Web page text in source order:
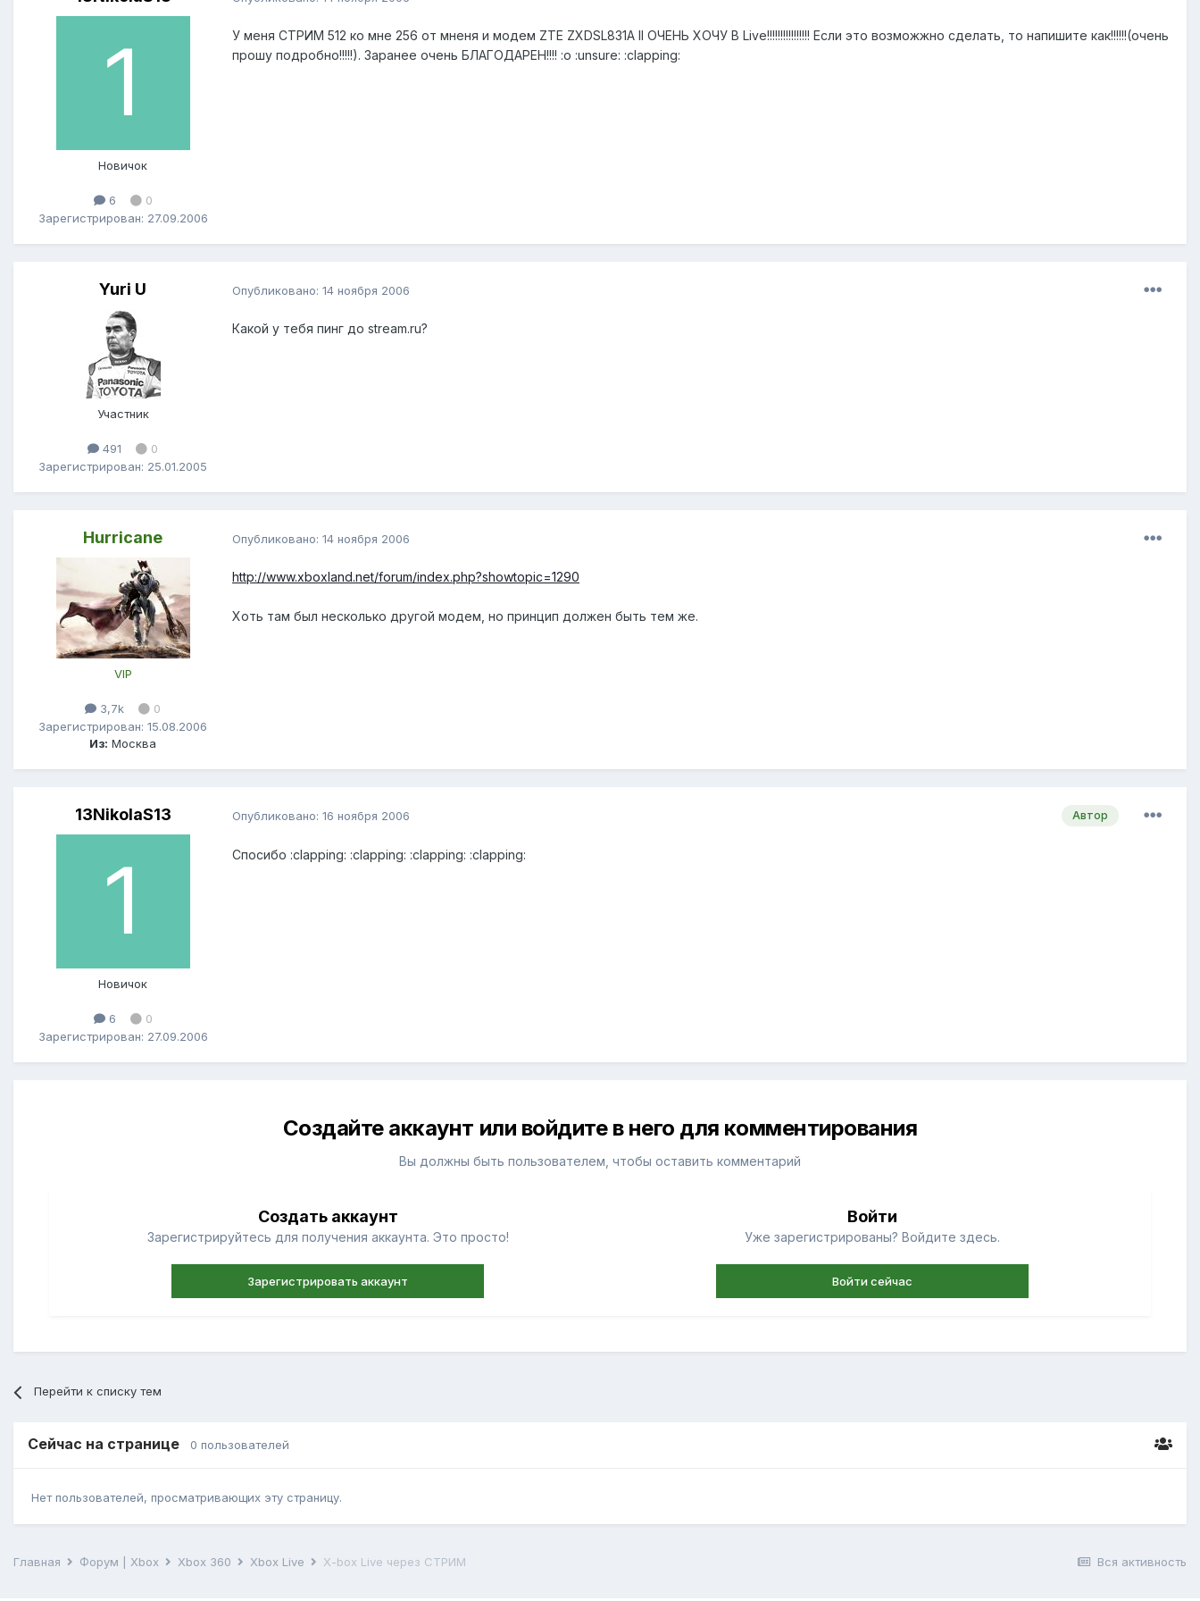
Новичок
6
0
Зарегистрирован: 27.09.2006
У меня СТРИМ 512 ко мне 256 от мненя и модем ZTE ZXDSL831A II ОЧЕНЬ ХОЧУ В Live!!!!!!!!!!!!!!!! Если это возможжно сделать, то напишите как!!!!!!(очень
прошу подробно!!!!!). Заранее очень БЛАГОДАРЕН!!!! :o :unsure: :clapping:
Yuri U
Участник
491
0
Зарегистрирован: 25.01.2005
Опубликовано: 14 ноября 2006
Какой у тебя пинг до stream.ru?
Hurricane
VIP
3,7k
0
Зарегистрирован: 15.08.2006
Из: Москва
Опубликовано: 14 ноября 2006
http://www.xboxland.net/forum/index.php?showtopic=1290
Хоть там был несколько другой модем, но принцип должен быть тем же.
13NikolaS13
Новичок
6
0
Зарегистрирован: 27.09.2006
Автор
Опубликовано: 16 ноября 2006
Спосибо :clapping: :clapping: :clapping: :clapping:
Создайте аккаунт или войдите в него для комментирования
Вы должны быть пользователем, чтобы оставить комментарий
Создать аккаунт
Зарегистрируйтесь для получения аккаунта. Это просто!
Зарегистрировать аккаунт
Войти
Уже зарегистрированы? Войдите здесь.
Войти сейчас
Перейти к списку тем
Сейчас на странице 0 пользователей
Нет пользователей, просматривающих эту страницу.
Вся активность
Главная Форум | Xbox Xbox 360 Xbox Live X-box Live через СТРИМ